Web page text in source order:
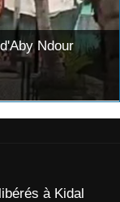
Teuw Niane :
Il finit
à Kidal